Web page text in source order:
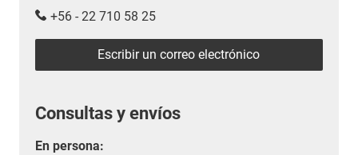
+56 - 22 710 58 25
Escribir un correo electrónico
Consultas y envíos
En persona: